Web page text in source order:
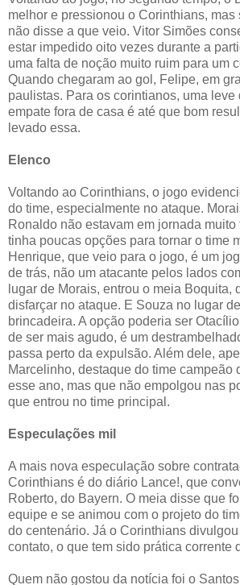
melhor e pressionou o Corinthians, mas
não disse a que veio. Vitor Simões
estar impedido oito vezes durante a
uma falta de noção muito ruim para um
Quando chegaram ao gol, Felipe, em
paulistas. Para os corintianos, uma leve
empate fora de casa é até que bom
levado essa.
Elenco
Voltando ao Corinthians, o jogo
do time, especialmente no ataque.
Ronaldo não estavam em jornada
tinha poucas opções para tornar o time
Henrique, que veio para o jogo, é um
de trás, não um atacante pelos lados
lugar de Morais, entrou o meia Boquita,
disfarçar no ataque. E Souza no lugar
brincadeira. A opção poderia ser
de ser mais agudo, é um
passa perto da expulsão. Além dele,
Marcelinho, destaque do time campeão
esse ano, mas que não empolgou nas
que entrou no time principal.
Especulações mil
A mais nova especulação sobre
Corinthians é do diário Lance!, que
Roberto, do Bayern. O meia disse que
equipe e se animou com o projeto do
do centenário. Já o Corinthians
contato, o que tem sido prática corrente
Quem não gostou da notícia foi o